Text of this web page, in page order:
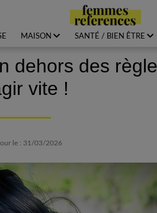
MAISON SANTÉ / BIEN ÊTRE
dehors des
vite !
le : 31/03/2026